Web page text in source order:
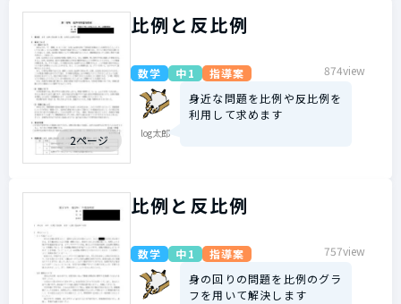
2ページ
比例と反比例
数学 中1 指導案 874view
log太郎
身近な問題を比例や反比例を
利用して求めます
比例と反比例
数学 中1 指導案 757view
身の回りの問題を比例のグラ
フを用いて解決します